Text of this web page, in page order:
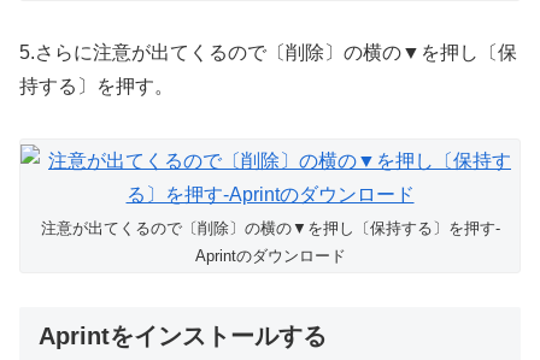
5.さらに注意が出てくるので〔削除〕の横の▼を押し〔保
持する〕を押す。
注意が出てくるので〔削除〕の横の▼を押し〔保持する〕を押す-
Aprintのダウンロード
Aprintをインストールする